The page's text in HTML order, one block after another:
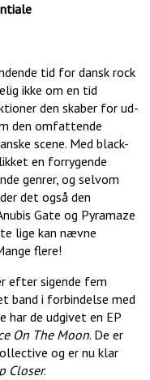
tid for dansk rock
ikke om en tid
den skaber for ud-
den omfattende
scene. Med black-
en forrygende
genrer, og selvom
det også den
Gate og Pyramaze
lige kan nævne
flere!
efter sigende fem
band i forbindelse med
har de udgivet en EP
On The Moon. De er
og er nu klar
Closer.